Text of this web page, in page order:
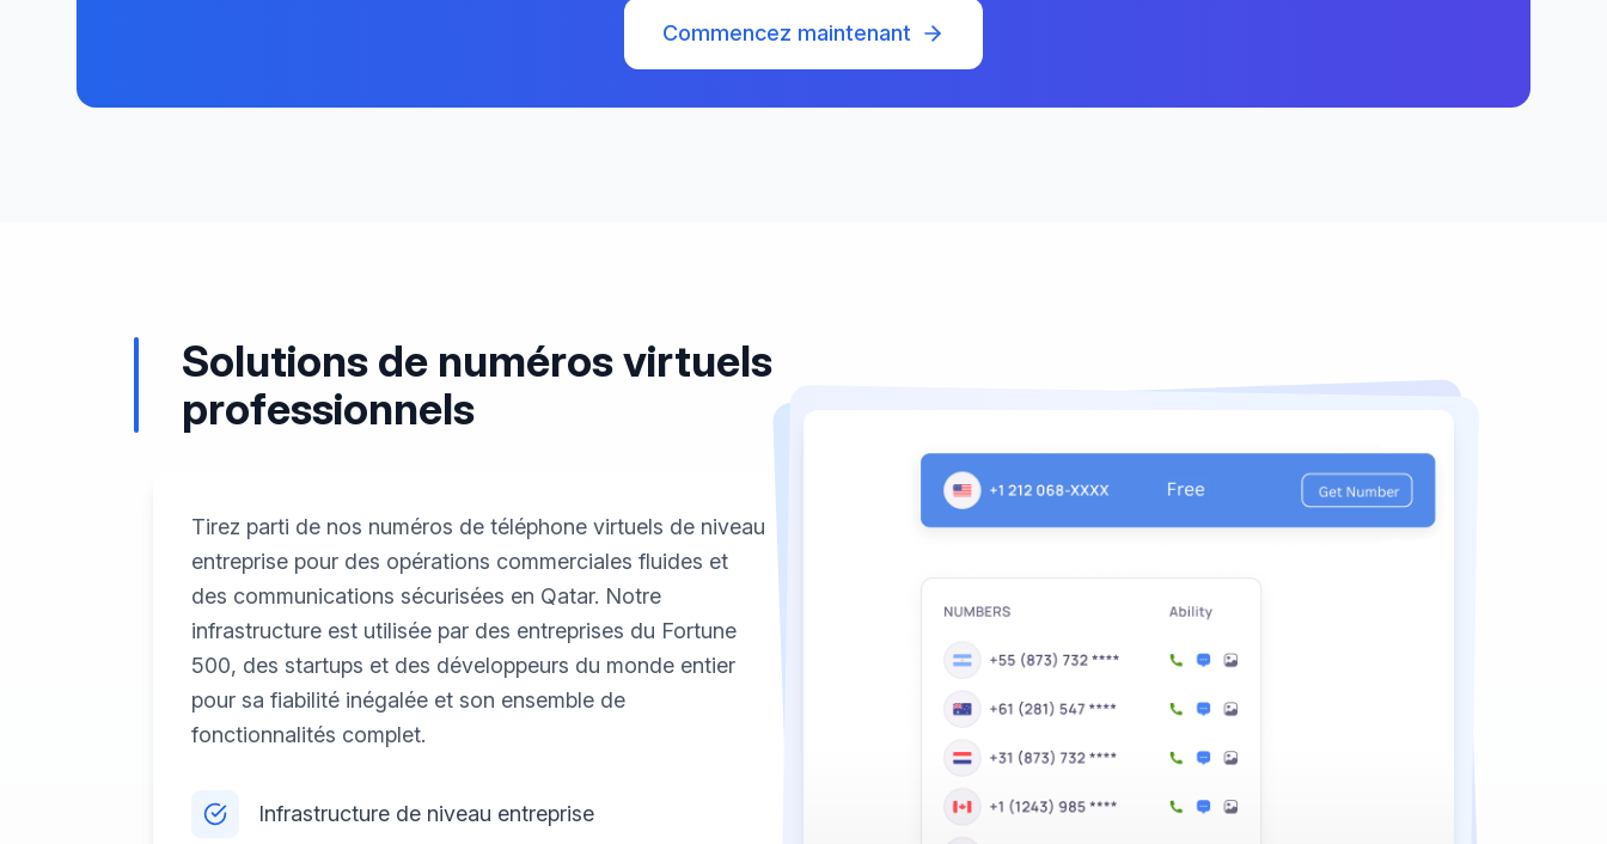
Commencez maintenant
Solutions de numéros virtuels
professionnels
Tirez parti de nos numéros de téléphone virtuels de niveau
entreprise pour des opérations commerciales fluides et
des communications sécurisées en Qatar. Notre
infrastructure est utilisée par des entreprises du Fortune
500, des startups et des développeurs du monde entier
pour sa fiabilité inégalée et son ensemble de
fonctionnalités complet.
Infrastructure de niveau entreprise